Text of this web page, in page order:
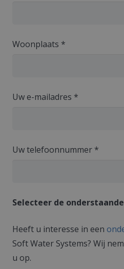
Woonplaats *
Uw e-mailadres *
Uw telefoonnummer *
Selecteer de
Heeft u interesse in een
Soft Water Systems? Wij
u op.